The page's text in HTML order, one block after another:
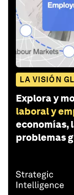
LA VISIÓN
Explora y
laboral y
economías,
problemas